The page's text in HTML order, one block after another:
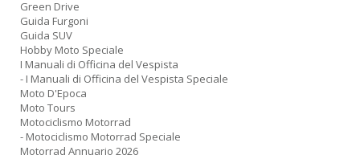
Green Drive
Guida Furgoni
Guida SUV
Hobby Moto Speciale
I Manuali di Officina del Vespista
- I Manuali di Officina del Vespista Speciale
Moto D'Epoca
Moto Tours
Motociclismo Motorrad
- Motociclismo Motorrad Speciale
Motorrad Annuario 2026